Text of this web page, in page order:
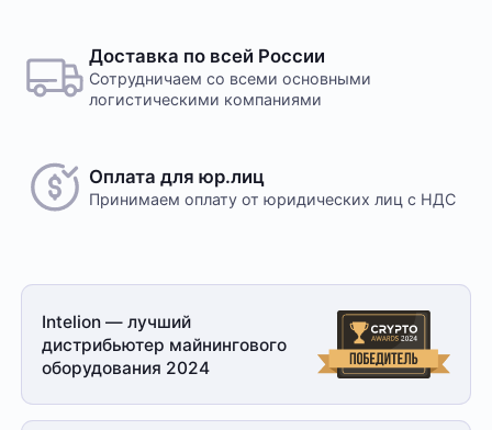
Доставка по всей России
Сотрудничаем со всеми основными
логистическими компаниями
Оплата для юр.лиц
Принимаем оплату от юридических лиц с НДС
Intelion — лучший
дистрибьютер майнингового
оборудования 2024